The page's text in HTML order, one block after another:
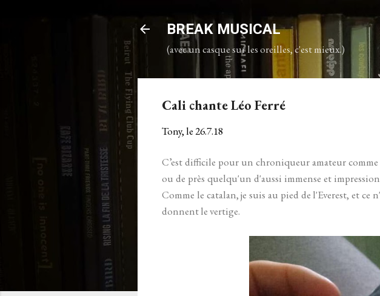
BREAK MUSICAL
(avec un casque sur les oreilles, c'est mieux.)
Cali chante Léo Ferré
Tony, le26.7.18
C’est difficile pour un chroniqueur amateur
ou de près quelqu'un d'aussi immense et
Comme le catalan, je suis au pied de l'Everest, et
donnent le vertige.